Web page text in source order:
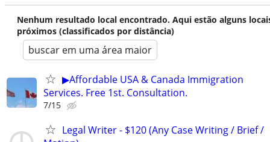
Nenhum resultado local encontrado. Aqui estão alguns
próximos (classificados por distância)
buscar em uma área maior
▶Affordable USA & Canada Immigration
Services. Free 1st. Consultation.
7/15
Legal Writer - $120 (Any Case Writing / Brief /